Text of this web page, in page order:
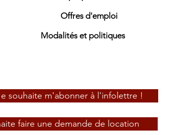
Offres d'emploi
Modalités et politiques
souhaite m'abonner à l'infolettre !
faire une demande de location